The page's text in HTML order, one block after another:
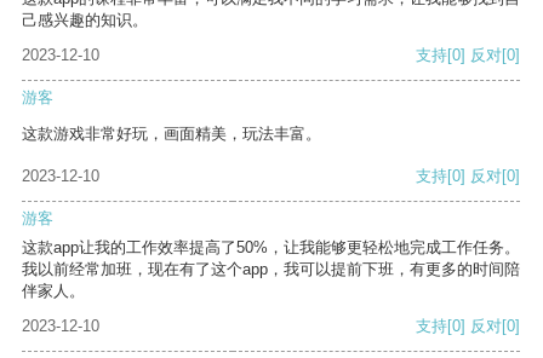
己感兴趣的知识。
2023-12-10
支持[0] 反对[0]
游客
这款游戏非常好玩，画面精美，玩法丰富。
2023-12-10 支持[0] 反对[0]
游客
这款app让我的工作效率提高了50%，让我能够更轻松地完成工作任务。
我以前经常加班，现在有了这个app，我可以提前下班，有更多的时间陪
伴家人。
2023-12-10
支持[0] 反对[0]